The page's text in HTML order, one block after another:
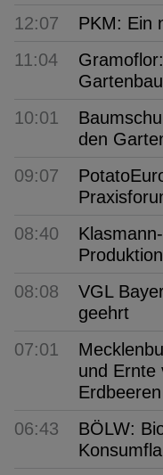
12:07
PKM: Ein
11:04
10:01
den
09:07
08:40
08:08
VGL
geehrt
07:01
und Ernte
Erdbeeren
06:43
BÖLW: